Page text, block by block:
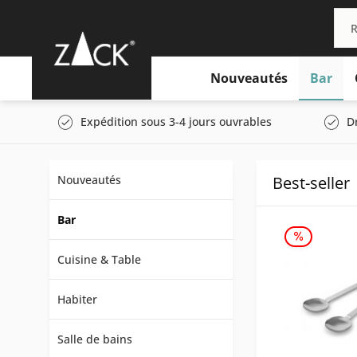
Nouveautés Bar
Expédition sous 3-4 jours ouvrables
Nouveautés
Bar
Cuisine & Table
Habiter
Salle de bains
Best-seller